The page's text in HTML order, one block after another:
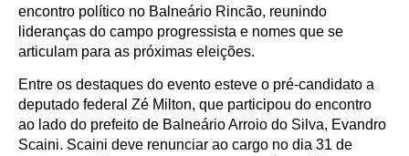
encontro político no Balneário Rincão, reunindo
lideranças do campo progressista e nomes que se
articulam para as próximas eleições.
Entre os destaques do evento esteve o pré-candidato a
deputado federal Zé Milton, que participou do encontro
ao lado do prefeito de Balneário Arroio do Silva, Evandro
Scaini. Scaini deve renunciar ao cargo no dia 31 de